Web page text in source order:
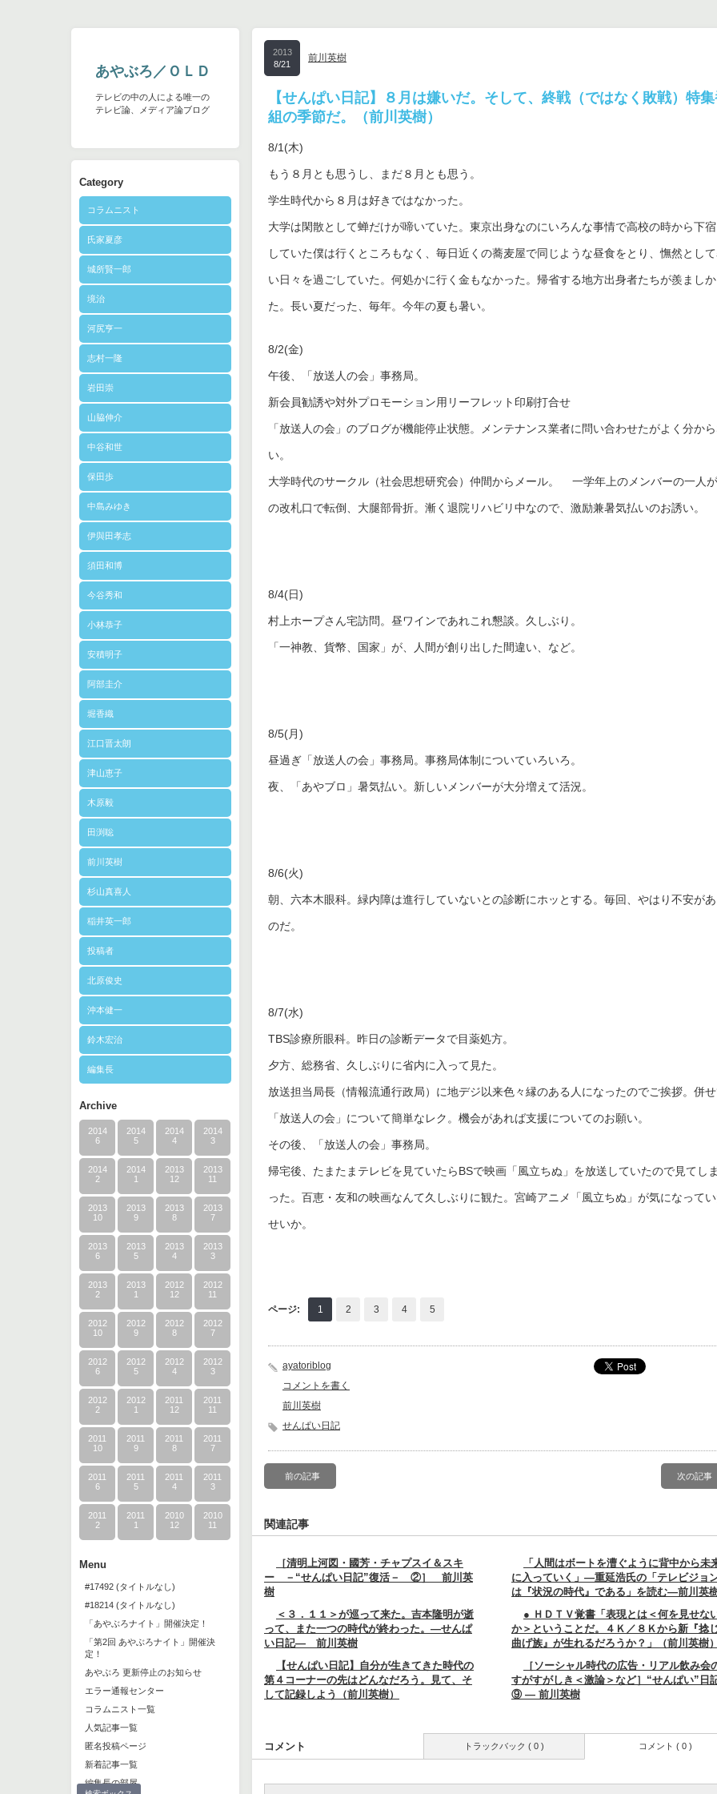
あやぶろ／ＯＬＤ
テレビの中の人による唯一の
テレビ論、メディア論ブログ
Category
コラムニスト
氏家夏彦
城所賢一郎
境治
河尻亨一
志村一隆
岩田崇
山脇伸介
中谷和世
保田歩
中島みゆき
伊與田孝志
須田和博
今谷秀和
小林恭子
安積明子
阿部圭介
堀香織
江口晋太朗
津山恵子
木原毅
田渕聡
前川英樹
杉山真喜人
稲井英一郎
投稿者
北原俊史
沖本健一
鈴木宏治
編集長
Archive
2014
6
2014
5
2014
4
2014
3
2014
2
2014
1
2013
12
2013
11
2013
10
2013
9
2013
8
2013
7
2013
6
2013
5
2013
4
2013
3
2013
2
2013
1
2012
12
2012
11
2012
10
2012
9
2012
8
2012
7
2012
6
2012
5
2012
4
2012
3
2012
2
2012
1
2011
12
2011
11
2011
10
2011
9
2011
8
2011
7
2011
6
2011
5
2011
4
2011
3
2011
2
2011
1
2010
12
2010
11
Menu
#17492 (タイトルなし)
#18214 (タイトルなし)
「あやぶろナイト」開催決定！
「第2回 あやぶろナイト」開催決
定！
あやぶろ 更新停止のお知らせ
エラー通報センター
コラムニスト一覧
人気記事一覧
匿名投稿ページ
新着記事一覧
編集長の部屋
2013
8/21
前川英樹
【せんぱい日記】８月は嫌いだ。そして、終戦（ではなく敗戦）特
組の季節だ。（前川英樹）
8/1(木)
もう８月とも思うし、まだ８月とも思う。
学生時代から８月は好きではなかった。
大学は閑散として蝉だけが啼いていた。東京出身なのにいろんな事情で高校の時から下
していた僕は行くところもなく、毎日近くの蕎麦屋で同じような昼食をとり、憮然とし
い日々を過ごしていた。何処かに行く金もなかった。帰省する地方出身者たちが羨ましか
た。長い夏だった、毎年。今年の夏も暑い。
8/2(金)
午後、「放送人の会」事務局。
新会員勧誘や対外プロモーション用リーフレット印刷打合せ
「放送人の会」のブログが機能停止状態。メンテナンス業者に問い合わせたがよく分か
い。
大学時代のサークル（社会思想研究会）仲間からメール。 一学年上のメンバーの一人
の改札口で転倒、大腿部骨折。漸く退院リハビリ中なので、激励兼暑気払いのお誘い。
8/4(日)
村上ホープさん宅訪問。昼ワインであれこれ懇談。久しぶり。
「一神教、貨幣、国家」が、人間が創り出した間違い、など。
8/5(月)
昼過ぎ「放送人の会」事務局。事務局体制についていろいろ。
夜、「あやブロ」暑気払い。新しいメンバーが大分増えて活況。
8/6(火)
朝、六本木眼科。緑内障は進行していないとの診断にホッとする。毎回、やはり不安があ
のだ。
8/7(水)
TBS診療所眼科。昨日の診断データで目薬処方。
夕方、総務省、久しぶりに省内に入って見た。
放送担当局長（情報流通行政局）に地デジ以来色々縁のある人になったのでご挨拶。併
「放送人の会」について簡単なレク。機会があれば支援についてのお願い。
その後、「放送人の会」事務局。
帰宅後、たまたまテレビを見ていたらBSで映画「風立ちぬ」を放送していたので見てしま
った。百恵・友和の映画なんて久しぶりに観た。宮崎アニメ「風立ちぬ」が気になってい
せいか。
ページ: 1 2 3 4 5
ayatoriblog
コメントを書く
前川英樹
せんぱい日記
前の記事 次の記事
関連記事
［清明上河図・國芳・チャプスイ＆スキ
ー －“せんぱい日記”復活－ ②］ 前川英
樹
「人間はボートを漕ぐように背中から未
に入っていく」―重延浩氏の「テレビジョ
は『状況の時代』である」を読む―前川英
＜３．１１＞が巡って来た。吉本隆明が逝
って、また一つの時代が終わった。―せんぱ
い日記― 前川英樹
● ＨＤＴＶ覚書「表現とは＜何を見せな
か＞ということだ。４Ｋ／８Ｋから新『捻
曲げ族』が生れるだろうか？」（前川英樹）
【せんぱい日記】自分が生きてきた時代の
第４コーナーの先はどんなだろう。見て、そ
して記録しよう（前川英樹）
［ソーシャル時代の広告・リアル飲み会
すがすがしき＜激論＞など］“せんぱい”日
⑨ ― 前川英樹
コメント トラックバック ( 0 ) コメント ( 0 )